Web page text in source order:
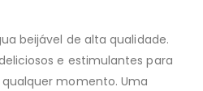
beijável de alta qualidade.
e estimulantes para
momento. Uma